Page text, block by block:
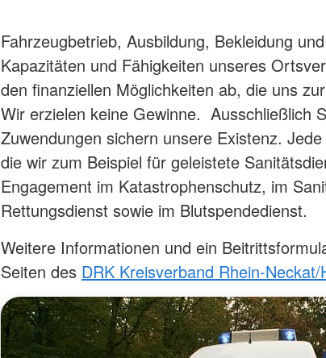
Fahrzeugbetrieb, Ausbildung, Bekleidung
Kapazitäten und Fähigkeiten unseres
den finanziellen Möglichkeiten ab, die uns
Wir erzielen keine Gewinne. Ausschließlich
Zuwendungen sichern unsere Existenz.
die wir zum Beispiel für geleistete
Engagement im Katastrophenschutz, im
Rettungsdienst sowie im Blutspendedienst.
Weitere Informationen und ein
Seiten des DRK Kreisverband Rhein-Neckat/